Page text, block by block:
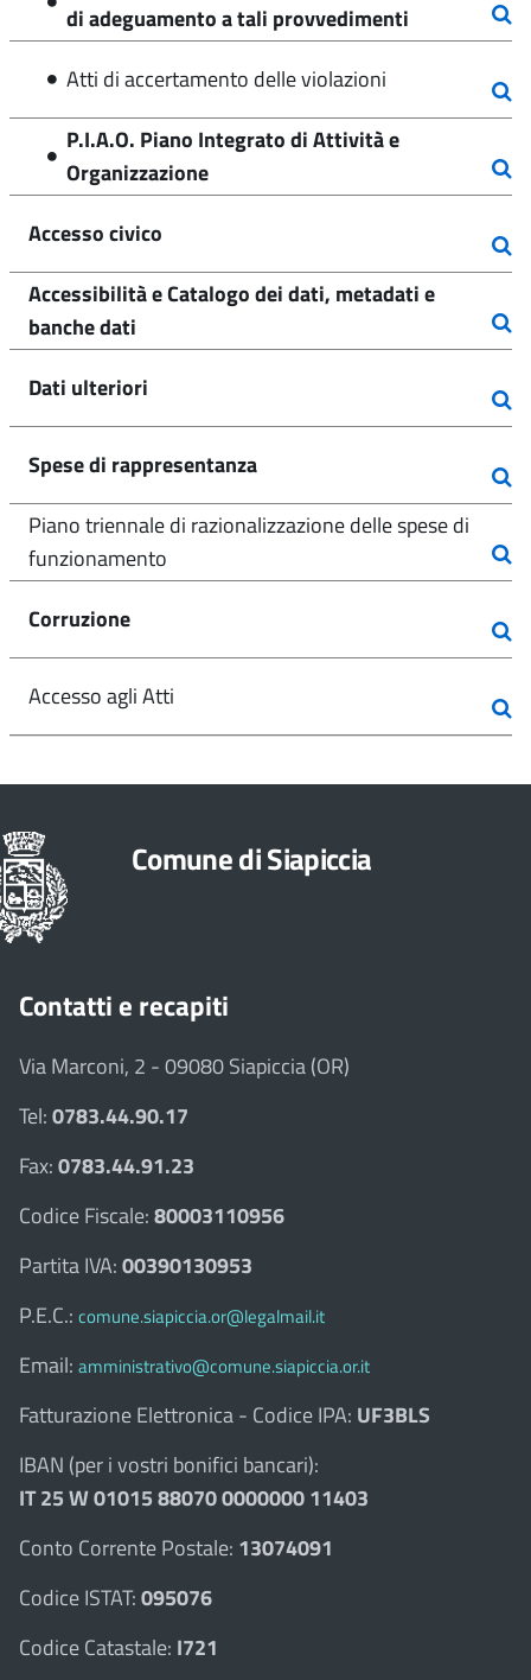
di adeguamento a tali provvedimenti
Atti di accertamento delle violazioni
P.I.A.O. Piano Integrato di Attività e
Organizzazione
Accesso civico
Accessibilità e Catalogo dei dati, metadati e
banche dati
Dati ulteriori
Spese di rappresentanza
Piano triennale di razionalizzazione delle spese di
funzionamento
Corruzione
Accesso agli Atti
Comune di Siapiccia
Contatti e recapiti
Via Marconi, 2 - 09080 Siapiccia (OR)
Tel:0783.44.90.17
Fax:0783.44.91.23
Codice Fiscale:80003110956
Partita IVA:00390130953
P.E.C.: comune.siapiccia.or@legalmail.it
Email: amministrativo@comune.siapiccia.or.it
Fatturazione Elettronica - Codice IPA: UF3BLS
IBAN (per i vostri bonifici bancari):
IT 25 W 01015 88070 0000000 11403
Conto Corrente Postale: 13074091
Codice ISTAT:095076
Codice Catastale: I721